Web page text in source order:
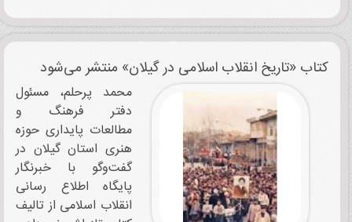
کتاب «تاریخ انقلاب اسلامی در گیلان» منتشر می‌شود
محمد پرحلم، مسئول
دفتر فرهنگ و
مطالعات پایداری حوزه
هنری استان گیلان در
گفت‌وگو با خبرنگار
پایگاه اطلاع رسانی
انقلاب اسلامی از تالیف